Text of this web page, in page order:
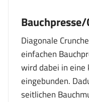
Diagonale
einfachen
wird dabei in eine
eingebunden.
seitlichen